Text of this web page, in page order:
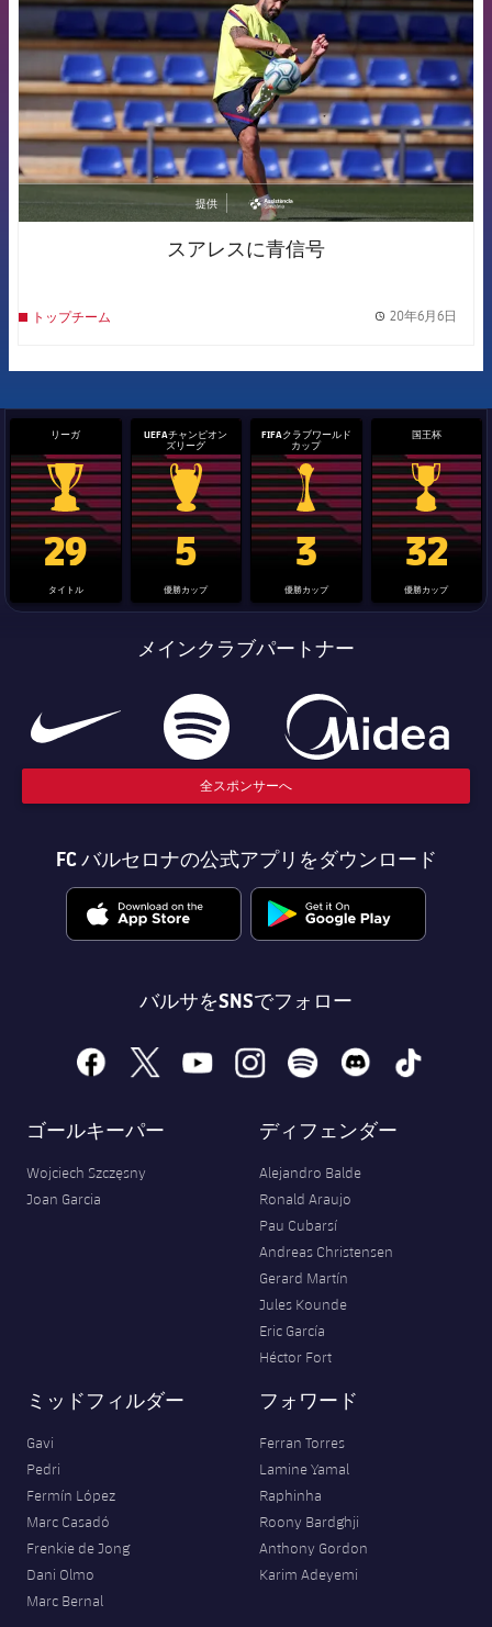
提供
asistencia
スアレスに青信号
トップチーム 20年6月6日
リーガ
La Liga trophy
29
タイトル
UEFAチャンピオン
ズリーグ
Champions League trophy
5
優勝カップ
FIFAクラブワールド
カップ
label.aria.clubworldcup
3
優勝カップ
国王杯
国王杯
32
優勝カップ
メインクラブパートナー
全スポンサーへ
FC バルセロナの公式アプリをダウンロード
バルサをSNSでフォロー
facebook
x youtubeinstagramspotify discord tiktok
ゴールキーパー
Wojciech Szczęsny
Joan Garcia
ディフェンダー
Alejandro Balde
Ronald Araujo
Pau Cubarsí
Andreas Christensen
Gerard Martín
Jules Kounde
Eric García
Héctor Fort
ミッドフィルダー
Gavi
Pedri
Fermín López
Marc Casadó
Frenkie de Jong
Dani Olmo
Marc Bernal
フォワード
Ferran Torres
Lamine Yamal
Raphinha
Roony Bardghji
Anthony Gordon
Karim Adeyemi